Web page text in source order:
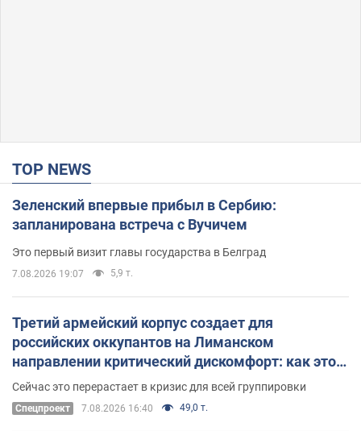
TOP NEWS
Зеленский впервые прибыл в Сербию:
запланирована встреча с Вучичем
Это первый визит главы государства в Белград
7.08.2026 19:07 5,9 т.
Третий армейский корпус создает для
российских оккупантов на Лиманском
направлении критический дискомфорт: как это
удалось
Сейчас это перерастает в кризис для всей группировки
Спецпроект 7.08.2026 16:40 49,0 т.